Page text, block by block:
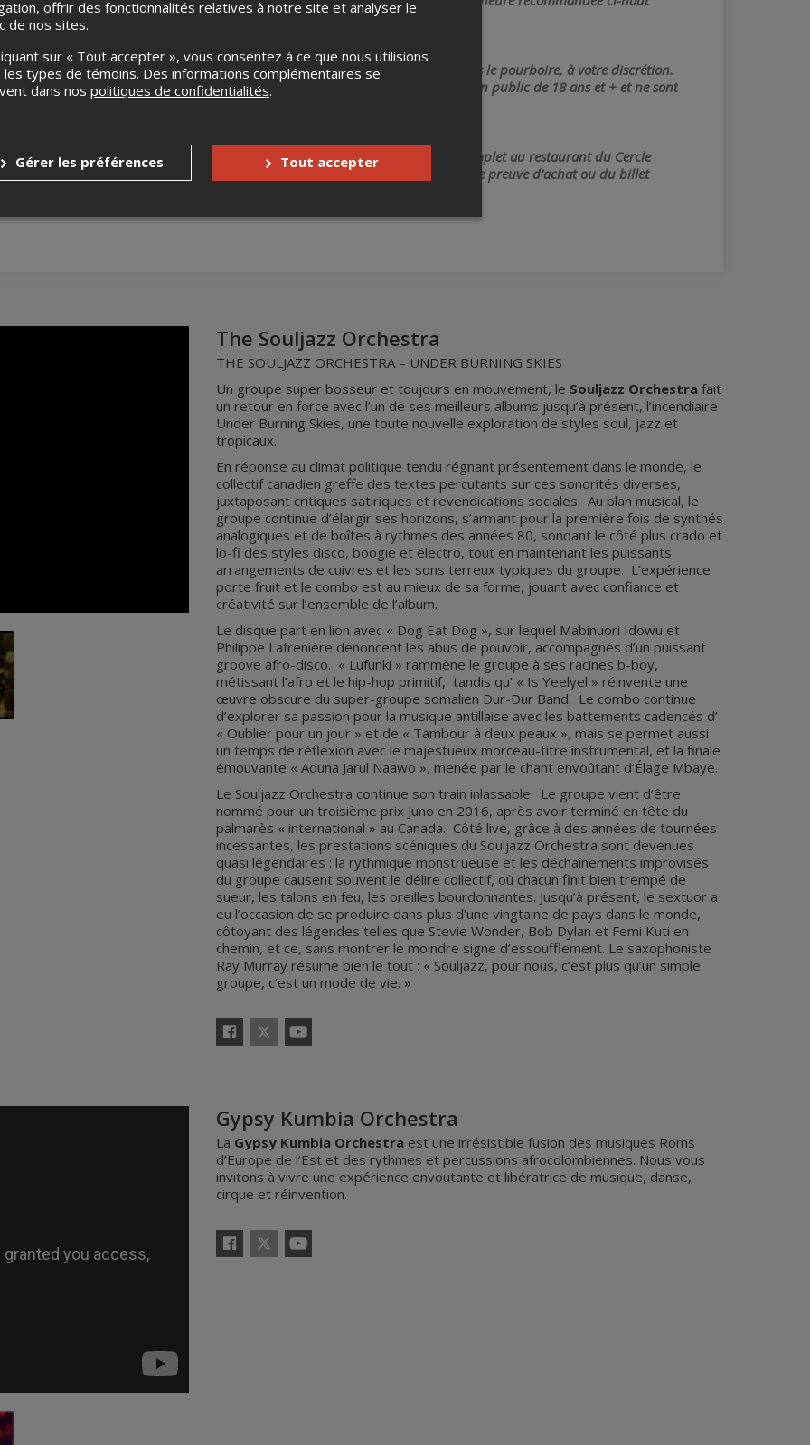
inclut un repas, un accès au spectacle pour une personne. Il n'inclut pas le pourboire, à votre discrétion.
sont vendus en ligne uniquement et dans une quantité limitée, s'adressent à un public de 18 ans et + et ne sont
spectacle en prévente, Le Cercle vous offre 20% de rabais pour un souper complet au restaurant du Cercle
non seulement le soir du spectacle). Ce forfait est valide sur présentation d'une preuve d'achat ou du billet
The Souljazz Orchestra
THE SOULJAZZ ORCHESTRA – UNDER BURNING SKIES
Un groupe super bosseur et toujours en mouvement, le Souljazz Orchestra fait
un retour en force avec l’un de ses meilleurs albums jusqu’à présent, l’incendiaire
Under Burning Skies, une toute nouvelle exploration de styles soul, jazz et
tropicaux.
En réponse au climat politique tendu régnant présentement dans le monde, le
collectif canadien greffe des textes percutants sur ces sonorités diverses,
juxtaposant critiques satiriques et revendications sociales. Au plan musical, le
groupe continue d’élargir ses horizons, s’armant pour la première fois de synthés
analogiques et de boîtes à rythmes des années 80, sondant le côté plus crado et
lo-fi des styles disco, boogie et électro, tout en maintenant les puissants
arrangements de cuivres et les sons terreux typiques du groupe. L’expérience
porte fruit et le combo est au mieux de sa forme, jouant avec confiance et
créativité sur l’ensemble de l’album.
Le disque part en lion avec « Dog Eat Dog », sur lequel Mabinuori Idowu et
Philippe Lafrenière dénoncent les abus de pouvoir, accompagnés d’un puissant
groove afro-disco. « Lufunki » rammène le groupe à ses racines b-boy,
métissant l’afro et le hip-hop primitif, tandis qu’ « Is Yeelyel » réinvente une
œuvre obscure du super-groupe somalien Dur-Dur Band. Le combo continue
d’explorer sa passion pour la musique antillaise avec les battements cadencés d’
« Oublier pour un jour » et de « Tambour à deux peaux », mais se permet aussi
un temps de réflexion avec le majestueux morceau-titre instrumental, et la finale
émouvante « Aduna Jarul Naawo », menée par le chant envoûtant d’Élage Mbaye.
Le Souljazz Orchestra continue son train inlassable. Le groupe vient d’être
nommé pour un troisième prix Juno en 2016, après avoir terminé en tête du
palmarès « international » au Canada. Côté live, grâce à des années de tournées
incessantes, les prestations scéniques du Souljazz Orchestra sont devenues
quasi légendaires : la rythmique monstrueuse et les déchaînements improvisés
du groupe causent souvent le délire collectif, où chacun finit bien trempé de
sueur, les talons en feu, les oreilles bourdonnantes. Jusqu’à présent, le sextuor a
eu l’occasion de se produire dans plus d’une vingtaine de pays dans le monde,
côtoyant des légendes telles que Stevie Wonder, Bob Dylan et Femi Kuti en
chemin, et ce, sans montrer le moindre signe d’essoufflement. Le saxophoniste
Ray Murray résume bien le tout : « Souljazz, pour nous, c’est plus qu’un simple
groupe, c’est un mode de vie. »
Gypsy Kumbia Orchestra
La Gypsy Kumbia Orchestra est une irrésistible fusion des musiques Roms
d’Europe de l’Est et des rythmes et percussions afrocolombiennes. Nous vous
invitons à vivre une expérience envoutante et libératrice de musique, danse,
cirque et réinvention.
offrir des fonctionnalités relatives à notre site et analyser le
de nos sites.
sur « Tout accepter », vous consentez à ce que nous utilisions
les types de témoins. Des informations complémentaires se
dans nos politiques de confidentialités.
Gérer les préférences Tout accepter